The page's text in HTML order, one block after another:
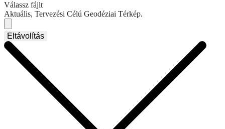
Válassz fájlt
Aktuális, Tervezési Célú Geodéziai Térkép.
Eltávolítás